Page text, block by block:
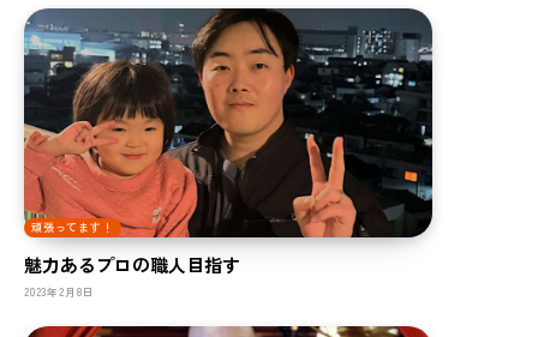
頑張ってます！
魅力あるプロの職人目指す
2023年2月8日